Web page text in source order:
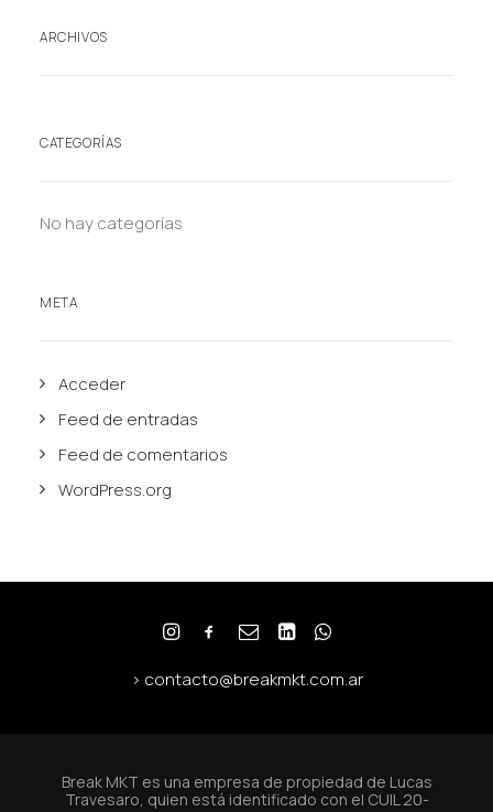
ARCHIVOS
CATEGORÍAS
No hay categorías
META
Acceder
Feed de entradas
Feed de comentarios
WordPress.org
> contacto@breakmkt.com.ar
Break MKT es una empresa de propiedad de Lucas
Travesaro, quien está identificado con el CUIL 20-